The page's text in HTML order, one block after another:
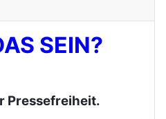
SEIN?
Pressefreiheit.